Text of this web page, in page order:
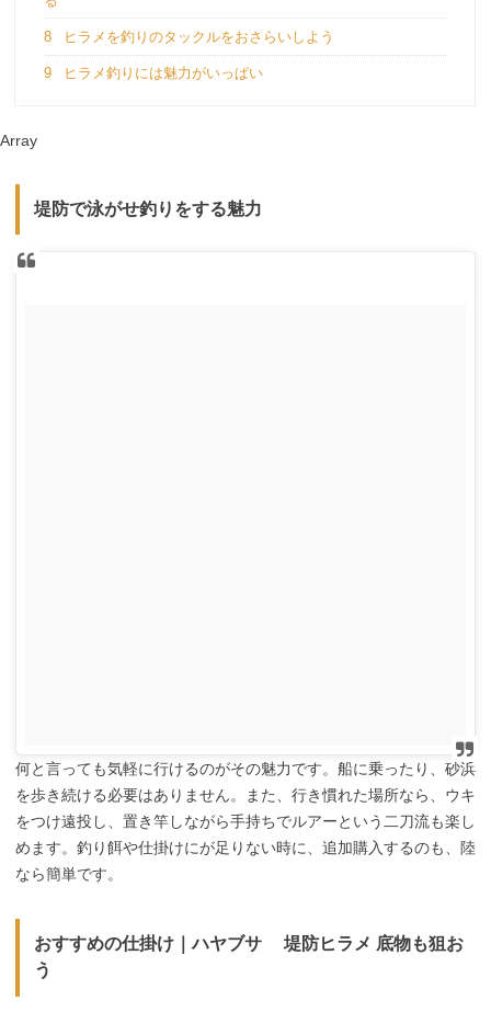
8 ヒラメを釣りのタックルをおさらいしよう
9 ヒラメ釣りには魅力がいっぱい
Array
堤防で泳がせ釣りをする魅力
何と言っても気軽に行けるのがその魅力です。船に乗ったり、砂浜
を歩き続ける必要はありません。また、行き慣れた場所なら、ウキ
をつけ遠投し、置き竿しながら手持ちでルアーという二刀流も楽し
めます。釣り餌や仕掛けにが足りない時に、追加購入するのも、陸
なら簡単です。
おすすめの仕掛け｜ハヤブサ 堤防ヒラメ 底物も狙お
う